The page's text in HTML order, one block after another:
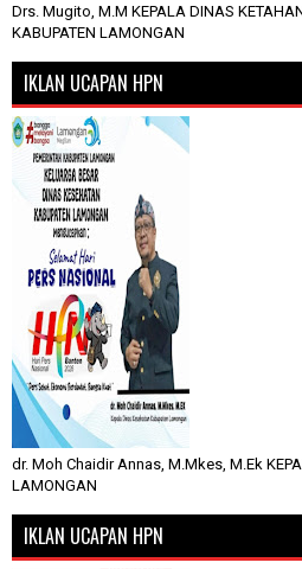
Drs. Mugito, M.M KEPALA DINAS
KABUPATEN LAMONGAN
IKLAN UCAPAN HPN
dr. Moh Chaidir Annas, M.Mkes, M.Ek
LAMONGAN
IKLAN UCAPAN HPN